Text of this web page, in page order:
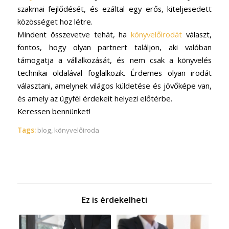
szakmai fejlődését, és ezáltal egy erős, kiteljesedett
közösséget hoz létre.
Mindent összevetve tehát, hakönyvelőirodát választ,
fontos, hogy olyan partnert találjon, aki valóban
támogatja a vállalkozását, és nem csak a könyvelés
technikai oldalával foglalkozik. Érdemes olyan irodát
választani, amelynek világos küldetése és jövőképe van,
és amely az ügyfél érdekeit helyezi előtérbe.
Keressen bennünket!
Tags: blog, könyvelőiroda
Ez is érdekelheti